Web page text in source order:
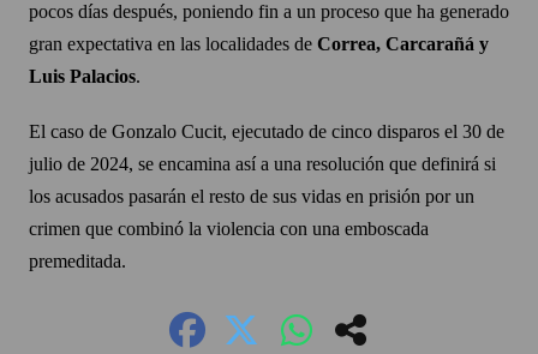
pocos días después, poniendo fin a un proceso que ha generado
gran expectativa en las localidades de Correa, Carcarañá y
Luis Palacios.
El caso de Gonzalo Cucit, ejecutado de cinco disparos el 30 de
julio de 2024, se encamina así a una resolución que definirá si
los acusados pasarán el resto de sus vidas en prisión por un
crimen que combinó la violencia con una emboscada
premeditada.